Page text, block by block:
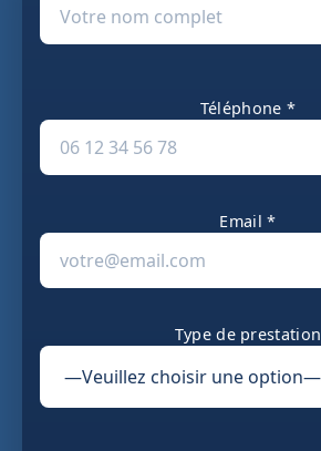
Téléphone *
Email *
Type de prestation